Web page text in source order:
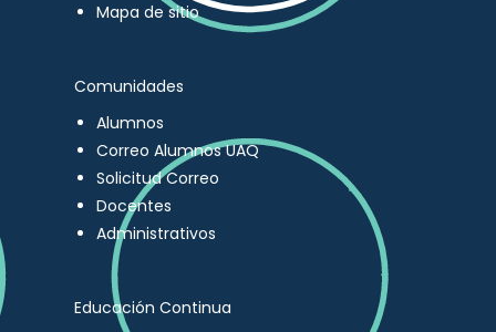
Mapa de sitio
Comunidades
Alumnos
Correo Alumnos UAQ
Solicitud Correo
Docentes
Administrativos
Educación Continua